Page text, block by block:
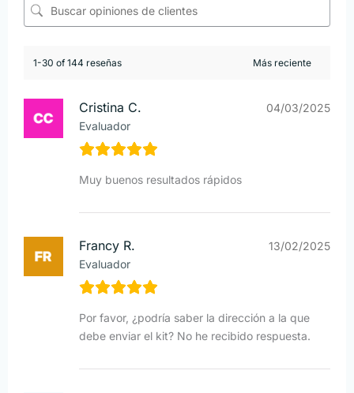
1-30 of 144 reseñas
Cristina C.
Evaluador
04/03/2025
Muy buenos resultados rápidos
Francy R.
Evaluador
13/02/2025
Por favor, ¿podría saber la dirección a la que
debe enviar el kit? No he recibido respuesta.